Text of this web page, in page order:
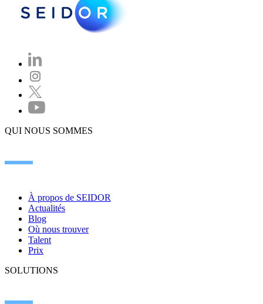
QUI NOUS SOMMES
À propos de SEIDOR
Actualités
Blog
Où nous trouver
Talent
Prix
SOLUTIONS